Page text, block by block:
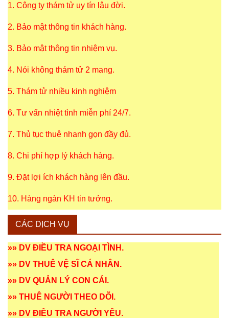
1. Công ty thám tử uy tín lâu đời.
2. Bảo mật thông tin khách hàng.
3. Bảo mật thông tin nhiệm vụ.
4. Nói không thám tử 2 mang.
5. Thám tử nhiều kinh nghiệm
6. Tư vấn nhiệt tình miễn phí 24/7.
7. Thủ tục thuê nhanh gọn đầy đủ.
8. Chi phí hợp lý khách hàng.
9. Đặt lợi ích khách hàng lên đầu.
10. Hàng ngàn KH tin tưởng.
CÁC DỊCH VỤ
»» DV ĐIỀU TRA NGOẠI TÌNH .
»» DV THUÊ VỆ SĨ CÁ NHÂN .
»» DV QUẢN LÝ CON CÁI .
»» THUÊ NGƯỜI THEO DÕI .
»» DV ĐIỀU TRA NGƯỜI YÊU.